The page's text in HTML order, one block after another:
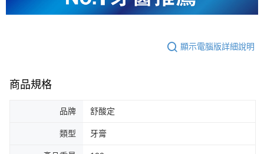
顯示電腦版詳細說明
商品規格
品牌 舒酸定
類型 牙膏